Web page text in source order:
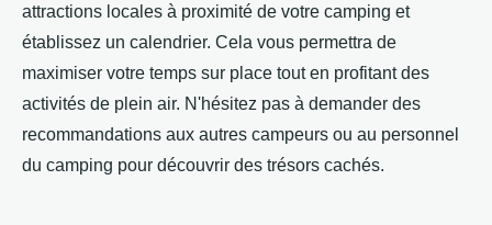
attractions locales à proximité de votre camping et
établissez un calendrier. Cela vous permettra de
maximiser votre temps sur place tout en profitant des
activités de plein air. N'hésitez pas à demander des
recommandations aux autres campeurs ou au personnel
du camping pour découvrir des trésors cachés.